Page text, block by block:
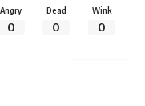
Angry
0
Dead
0
Wink
0